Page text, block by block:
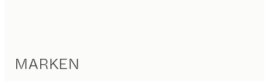
MARKEN